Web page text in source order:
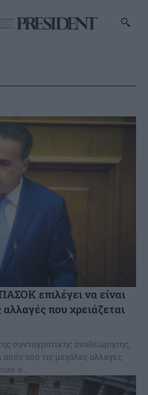
επιλέγει να είναι
που χρειάζεται
συνταγματικής αναθεώρησης,
από τις μεγάλες αλλαγές
ο...